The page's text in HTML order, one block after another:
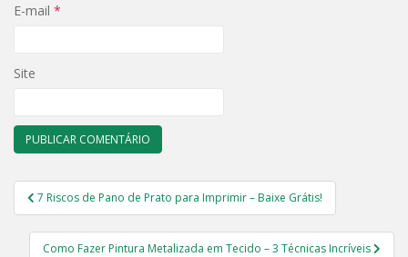
E-mail *
Site
Navegação
de
Post
7 Riscos de Pano de Prato para Imprimir – Baixe Grátis!
Como Fazer Pintura Metalizada em Tecido – 3 Técnicas Incríveis